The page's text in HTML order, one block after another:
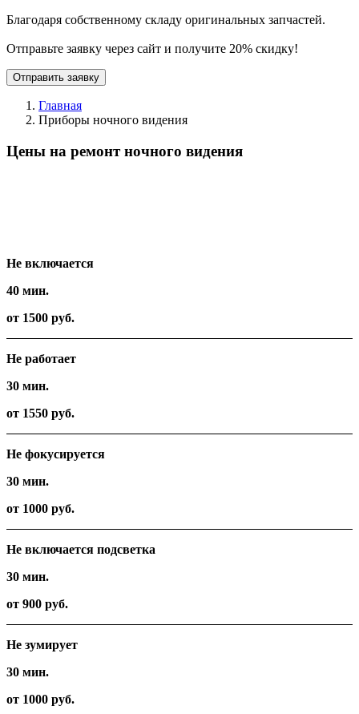
Благодаря собственному складу оригинальных запчастей.
Отправьте заявку через сайт и получите 20% скидку!
Отправить заявку
Главная
Приборы ночного видения
Цены на ремонт ночного видения
Не включается
40 мин.
от 1500 руб.
Не работает
30 мин.
от 1550 руб.
Не фокусируется
30 мин.
от 1000 руб.
Не включается подсветка
30 мин.
от 900 руб.
Не зумирует
30 мин.
от 1000 руб.